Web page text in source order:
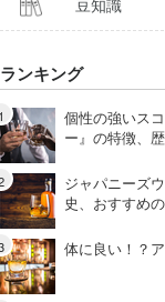
ランキング
個性の強いス
ー』の特徴、
ジャパニーズ
史、おすすめ
体に良い！？